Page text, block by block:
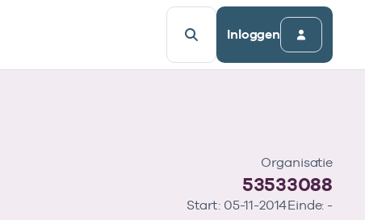
Inloggen
Organisatie
53533088
Start: 05-11-2014Einde: -